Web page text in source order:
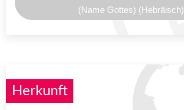
(Name Gottes) (Hebräisch)
Herkunft